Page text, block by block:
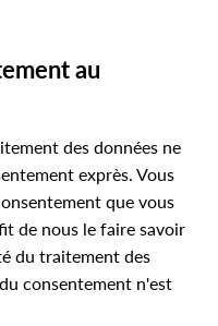
au
des données ne
exprès. Vous
que vous
de nous le faire savoir
du traitement des
consentement n'est